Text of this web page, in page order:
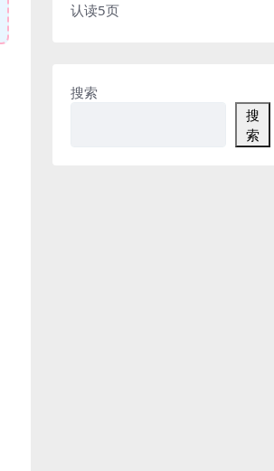
认读5页
搜索
搜
索